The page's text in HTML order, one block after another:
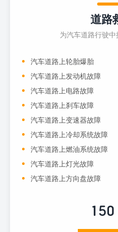
道路
为汽车道路行驶
汽车道路上轮胎爆胎
汽车道路上发动机故障
汽车道路上电路故障
汽车道路上刹车故障
汽车道路上变速器故障
汽车道路上冷却系统故障
汽车道路上燃油系统故障
汽车道路上灯光故障
汽车道路上方向盘故障
150